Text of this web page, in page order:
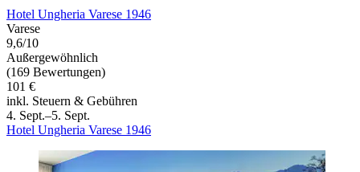
Hotel Ungheria Varese 1946
Varese
9,6/10
Außergewöhnlich
(169 Bewertungen)
101 €
inkl. Steuern & Gebühren
4. Sept.–5. Sept.
Hotel Ungheria Varese 1946